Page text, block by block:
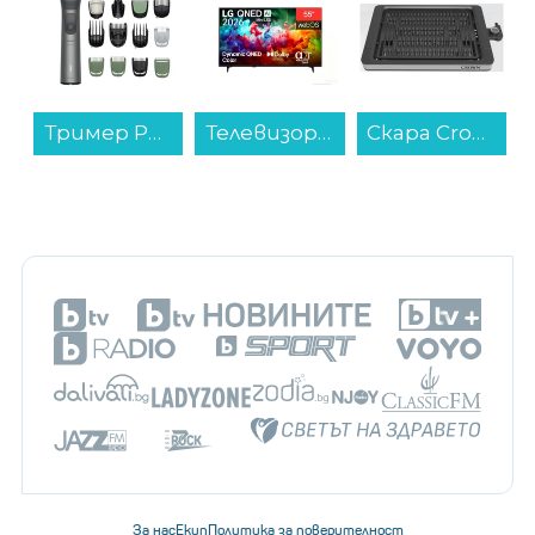
Телевизор LG 55QNED7EB3C , 139 см, 3840x2160 UHD-4K , 55 inch, Mini LED , Smart TV , Web Os... Скара Crown CSG-18W3626... Вграден абсорбатор Gorenje WHC629E4X...
За насЕкипПолитика за поверителност